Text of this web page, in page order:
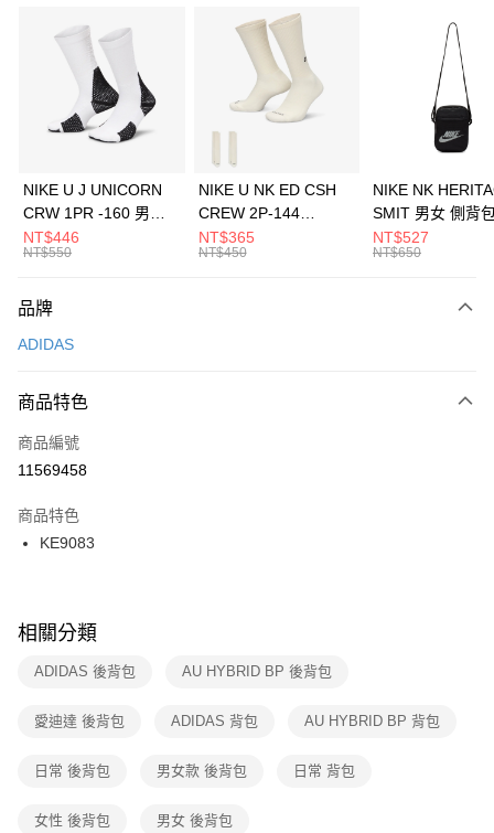
3 期 0 利率 每期 21家銀行
合作金庫商業銀行
第一商業銀行
華南商業銀行
彰化商業銀行
上海商業儲蓄銀行
元大商業銀行
台灣樂天信用卡公司
Apple Pay
全盈+PAY
AFTEE先享後付
【關於「AFTEE先享後付」】
便利好安心！
３．安心：先確認商品／服務後，再付款。
【「AFTEE先享後付」結帳流程】
１．於結帳方式選擇「AFTEE先享後付」後，將跳轉至「AFTEE先享後付」
２．訂單成立數日內，您將收到繳費通知簡訊。
３．收到繳費通知簡訊後14天內，點擊此簡訊中的連結，可透過四大超商／
ATM／網路銀行／等多元方式進行付款，方視為交易完成。
※ 交易是否成功請以「AFTEE先享後付 」之結帳頁面顯示為準，若有關於
是否繳費成功／繳費後需取消欲退款等相關疑問，請聯繫「AFTEE先享後付
客戶支援中心」https://netprotections.freshdesk.com/support/home
１．透過由恩沛科技股份有限公司提供之「AFTEE先享後付」服務完成之交
權轉讓予恩沛科技股份有限公司。
３．未成年的使用者請事先徵得法定代理人或監護人之同意方可使用
運送方式
每筆NT$100，滿NT$1,500(含以上)免運費
宅配
每筆NT$100，滿NT$1,500(含以上)免運費
付款後門市自取
每筆NT$100，滿NT$1,500(含以上)免運費
NIKE U J UNICORN
CRW 1PR -160 男女
中統襪 FZ3393100
NT$446
NT$550
NIKE U NK ED CSH
CREW 2P-144
EMBRDY 男女 短統襪
FZ3073133
NT$365
NT$450
NIKE NK
SMIT 男女 側背
BA5871010
NT$527
NT$650
品牌
ADIDAS
商品特色
商品編號
11569458
商品特色
KE9083
相關分類
ADIDAS 後背包 AU HYBRID BP 後背包
愛迪達 後背包 ADIDAS 背包 AU HYBRID BP 背包
日常 後背包 男女款 後背包 日常 背包
女性 後背包 男女 後背包